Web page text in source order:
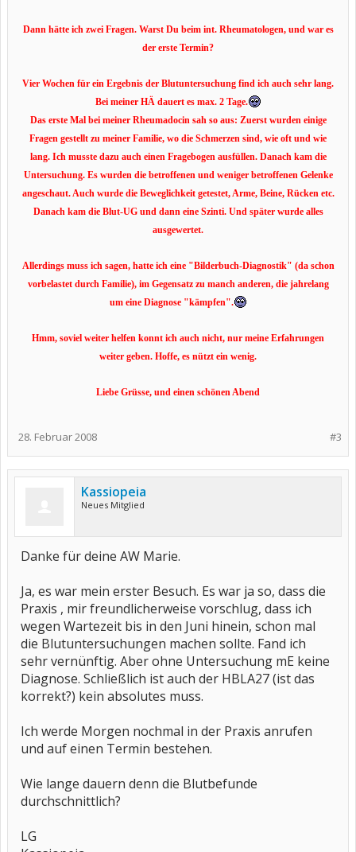
Dann hätte ich zwei Fragen. Warst Du beim int. Rheumatologen, und war es
der erste Termin?
Vier Wochen für ein Ergebnis der Blutuntersuchung find ich auch sehr lang.
Bei meiner HÄ dauert es max. 2 Tage.
Das erste Mal bei meiner Rheumadocin sah so aus: Zuerst wurden einige
Fragen gestellt zu meiner Familie, wo die Schmerzen sind, wie oft und wie
lang. Ich musste dazu auch einen Fragebogen ausfüllen. Danach kam die
Untersuchung. Es wurden die betroffenen und weniger betroffenen Gelenke
angeschaut. Auch wurde die Beweglichkeit getestet, Arme, Beine, Rücken etc.
Danach kam die Blut-UG und dann eine Szinti. Und später wurde alles
ausgewertet.
Allerdings muss ich sagen, hatte ich eine "Bilderbuch-Diagnostik" (da schon
vorbelastet durch Familie), im Gegensatz zu manch anderen, die jahrelang
um eine Diagnose "kämpfen".
Hmm, soviel weiter helfen konnt ich auch nicht, nur meine Erfahrungen
weiter geben. Hoffe, es nützt ein wenig.
Liebe Grüsse, und einen schönen Abend
#3
28. Februar 2008
Kassiopeia
Neues Mitglied
Danke für deine AW Marie.
Ja, es war mein erster Besuch. Es war ja so, dass die
Praxis , mir freundlicherweise vorschlug, dass ich
wegen Wartezeit bis in den Juni hinein, schon mal
die Blutuntersuchungen machen sollte. Fand ich
sehr vernünftig. Aber ohne Untersuchung mE keine
Diagnose. Schließlich ist auch der HBLA27 (ist das
korrekt?) kein absolutes muss.
Ich werde Morgen nochmal in der Praxis anrufen
und auf einen Termin bestehen.
Wie lange dauern denn die Blutbefunde
durchschnittlich?
LG